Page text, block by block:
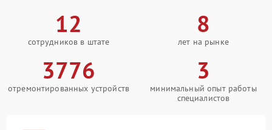
12
сотрудников в штате
8
лет на рынке
3776
отремонтированных устройств
3
минимальный опыт работы
специалистов